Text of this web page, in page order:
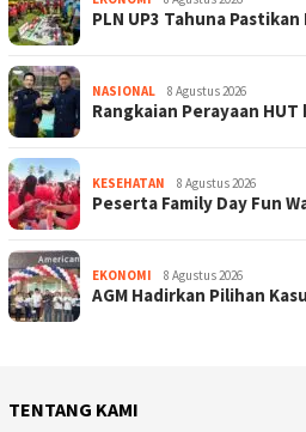
PLN UP3 Tahuna
NASIONAL 8 Agustus 2026
Rangkaian Perayaan HUT
KESEHATAN 8 Agustus 2026
Peserta Family Day Fun
EKONOMI 8 Agustus 2026
AGM Hadirkan Pilihan
TENTANG KAMI